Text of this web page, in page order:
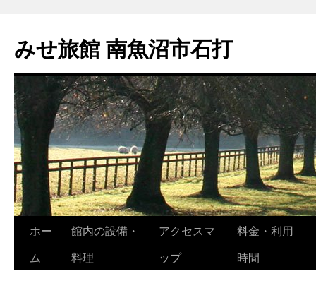
テ
ン
ス
キ
ッ
プ
みせ旅館 南魚沼市石打
ホー
ム
館内の設備・
料理
アクセスマ
ップ
料金・利用
時間